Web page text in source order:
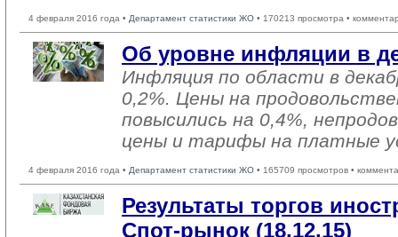
4 февраля 2016 года • Департамент статистики ЖО • 170213 просмотра •
Об уровне инфляции в
Инфляция по области в
0,2%. Цены на
повысились на 0,4%,
цены и тарифы на платные
4 февраля 2016 года • Департамент статистики ЖО • 165709 просмотров •
Результаты торгов
Спот-рынок (18.12.15)